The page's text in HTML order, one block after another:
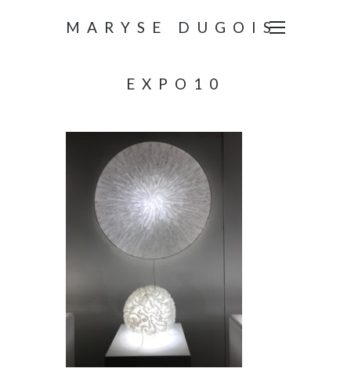
MARYSE DUGOIS
EXPO10